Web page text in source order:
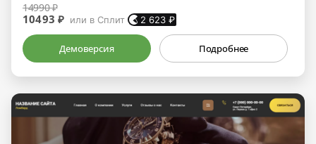
14990 ₽
10493 ₽ или в Сплит 2 623 ₽
Демоверсия Подробнее